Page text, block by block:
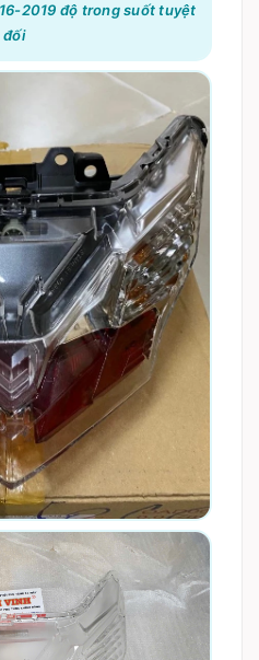
2019 độ trong suốt tuyệt
đối